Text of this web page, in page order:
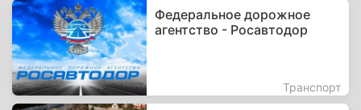
Федеральное дорожное
агентство - Росавтодор
Транспорт